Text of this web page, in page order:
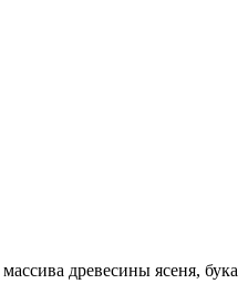
древесины ясеня, бука